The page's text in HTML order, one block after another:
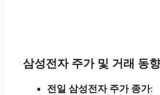
삼성전자 주가 및 거래 동향
전일 삼성전자 주가 종가: